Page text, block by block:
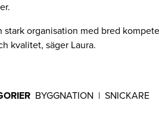
stark organisation med bred
kvalitet, säger Laura.
BYGGNATION | SNICKARE